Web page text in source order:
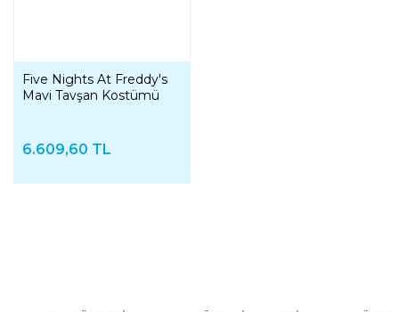
Five Nights At Freddy's
Mavi Tavşan Kostümü
6.609,60 TL